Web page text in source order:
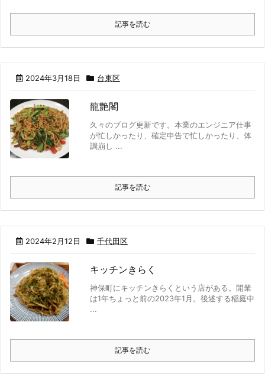
記事を読む
2024年3月18日 台東区
龍艶閣
久々のブログ更新です。本業のエンジニア仕事
が忙しかったり、確定申告で忙しかったり、体
調崩し ...
記事を読む
2024年2月12日 千代田区
キッチンきらく
神保町にキッチンきらくという店がある。開業
は1年ちょっと前の2023年1月。後述する稲庭中
...
記事を読む